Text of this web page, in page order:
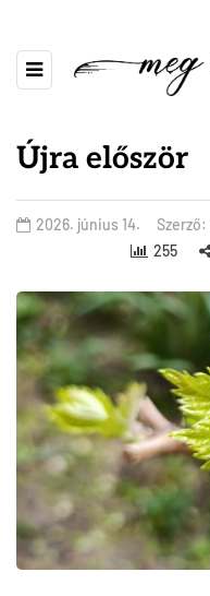
Újra először
2026. június 14. Szerző:
255